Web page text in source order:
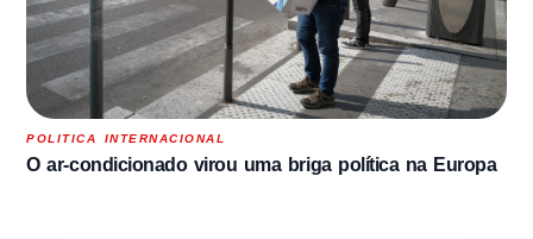
POLITICA INTERNACIONAL
O ar-condicionado virou uma briga política na Europa